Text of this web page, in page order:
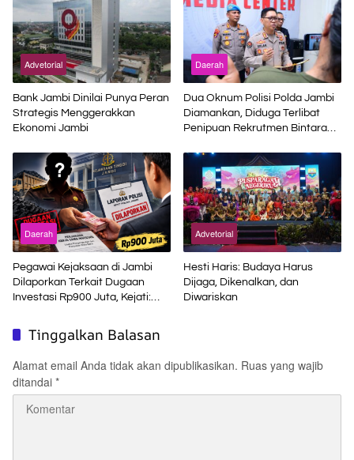
Advetorial
Bank Jambi Dinilai Punya Peran
Strategis Menggerakkan
Ekonomi Jambi
Daerah
Dua Oknum Polisi Polda Jambi
Diamankan, Diduga Terlibat
Penipuan Rekrutmen Bintara
Daerah
Pegawai Kejaksaan di Jambi
Dilaporkan Terkait Dugaan
Investasi Rp900 Juta, Kejati:
Advetorial
Hesti Haris: Budaya Harus
Dijaga, Dikenalkan, dan
Diwariskan
Tinggalkan Balasan
Alamat email Anda tidak akan dipublikasikan. Ruas yang wajib
ditandai *